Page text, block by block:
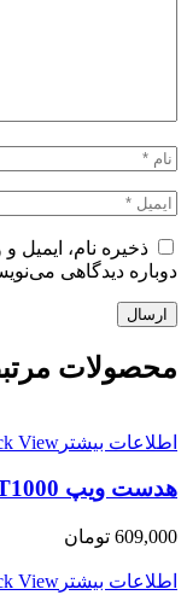
ذخیره نام، ایمیل
دوباره دیدگاهی
محصولات
اطلاعات بیشتر View
هدست ویپ VT1000
609,000 تومان
اطلاعات بیشتر View